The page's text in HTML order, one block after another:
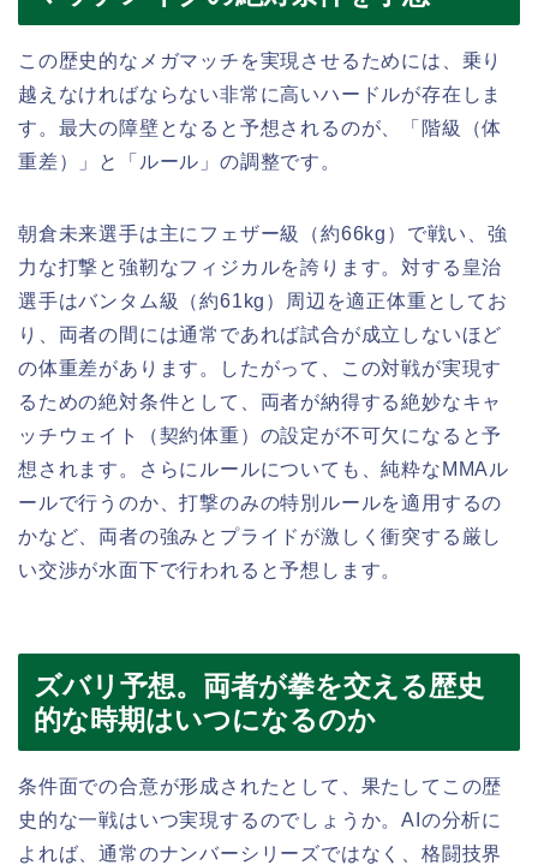
この歴史的なメガマッチを実現させるためには、乗り
越えなければならない非常に高いハードルが存在しま
す。最大の障壁となると予想されるのが、「階級（体
重差）」と「ルール」の調整です。
朝倉未来選手は主にフェザー級（約66kg）で戦い、強
力な打撃と強靭なフィジカルを誇ります。対する皇治
選手はバンタム級（約61kg）周辺を適正体重としてお
り、両者の間には通常であれば試合が成立しないほど
の体重差があります。したがって、この対戦が実現す
るための絶対条件として、両者が納得する絶妙なキャ
ッチウェイト（契約体重）の設定が不可欠になると予
想されます。さらにルールについても、純粋なMMAル
ールで行うのか、打撃のみの特別ルールを適用するの
かなど、両者の強みとプライドが激しく衝突する厳し
い交渉が水面下で行われると予想します。
ズバリ予想。両者が拳を交える歴史
的な時期はいつになるのか
条件面での合意が形成されたとして、果たしてこの歴
史的な一戦はいつ実現するのでしょうか。AIの分析に
よれば、通常のナンバーシリーズではなく、格闘技界